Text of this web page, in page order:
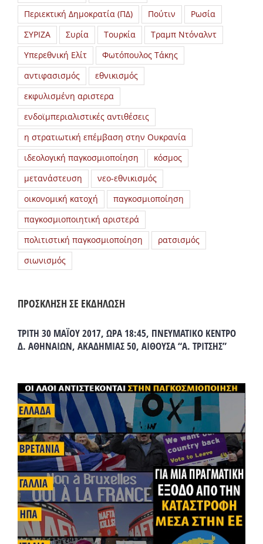
Περιεκτική Δημοκρατία (ΠΔ)
Πούτιν
Ρωσία
ΣΥΡΙΖΑ
Συρία Τουρκία
Τραμπ Ντόναλντ
Υπερεθνική Ελίτ
Φωτόπουλος Τάκης
αντιφασισμός
εθνικισμός
εκφυλισμένη αριστερα
ενδοϊμπεριαλιστικές αντιθέσεις
η στρατιωτική επέμβαση στην Ουκρανία
ιδεολογική παγκοσμιοποίηση
κόσμος
μετανάστευση
νεο-εθνικισμός
οικονομική κατοχή
παγκοσμιοποίηση
παγκοσμιοποιητική αριστερά
πολιτιστική παγκοσμιοποίηση
ρατσισμός
σιωνισμός
ΠΡΟΣΚΛΗΣΗ ΣΕ ΕΚΔΗΛΩΣΗ
ΤΡΙΤΗ 30 ΜΑΪΟΥ 2017, ΩΡΑ 18:45, ΠΝΕΥΜΑΤΙΚΟ ΚΕΝΤΡΟ
Δ. ΑΘΗΝΑΙΩΝ, ΑΚΑΔΗΜΙΑΣ 50, ΑΙΘΟΥΣΑ “Α. ΤΡΙΤΣΗΣ”